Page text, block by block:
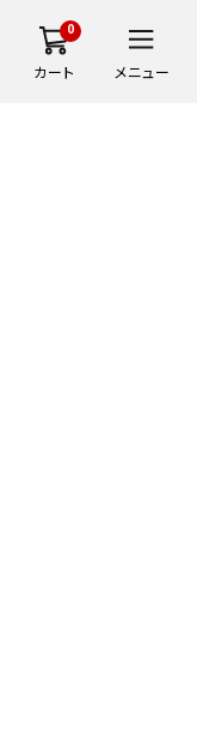
0
カート メニュー